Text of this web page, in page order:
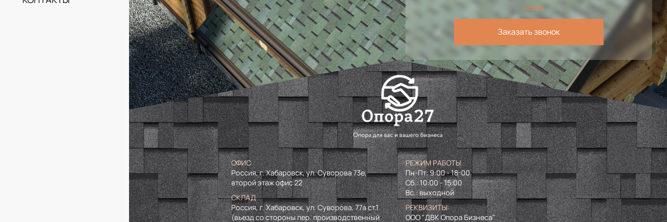
данных
Заказать звонок
ОФИС
Россия, г. Хабаровск, ул. Суворова 73е,
второй этаж офис 22
СКЛАД
Россия, г. Хабаровск, ул. Суворова, 77а ст.1
(въезд со стороны пер. производственный
РЕЖИМ РАБОТЫ
Пн-Пт: 9:00 - 18-00
Сб.: 10:00 - 15:00
Вс.: выходной
РЕКВИЗИТЫ:
ООО "ДВК Опора Бизнеса"